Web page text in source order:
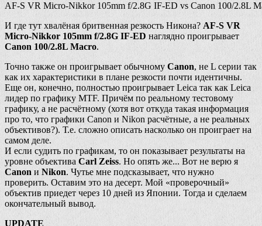
AF-S VR Micro-Nikkor 105mm f/2.8G IF-ED vs Canon 100/2.8L
И где тут хвалёная бритвенная резкость Никона? AF-S VR
Micro-Nikkor 105mm f/2.8G IF-ED наглядно проигрывает
Canon 100/2.8L Macro.
Точно также он проигрывает обычному Canon, не L серии так
как их характеристики в плане резкости почти идентичны.
Еще он, конечно, полностью проигрывает Leica так как Leica
лидер по графику MTF. Причём по реальному тестовому
графику, а не расчётному (хотя вот откуда такая информация
про то, что графики Canon и Nikon расчётные, а не реальных
объективов?). Т.е. сложно описать насколько он проиграет на
самом деле.
И если судить по графикам, то он показывает результаты на
уровне объектива Carl Zeiss. Но опять же... Вот не верю я
Canon и Nikon. Чутье мне подсказывает, что нужно
проверить. Оставим это на десерт. Мой «проверочный»
объектив приедет через 10 дней из Японии. Тогда и сделаем
окончательный вывод.
UPDATE